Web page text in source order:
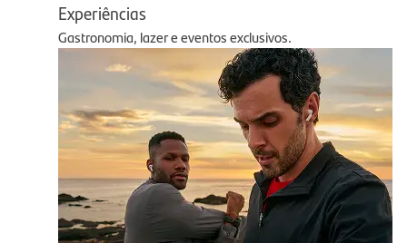
Experiências
Gastronomia, lazer e eventos exclusivos.